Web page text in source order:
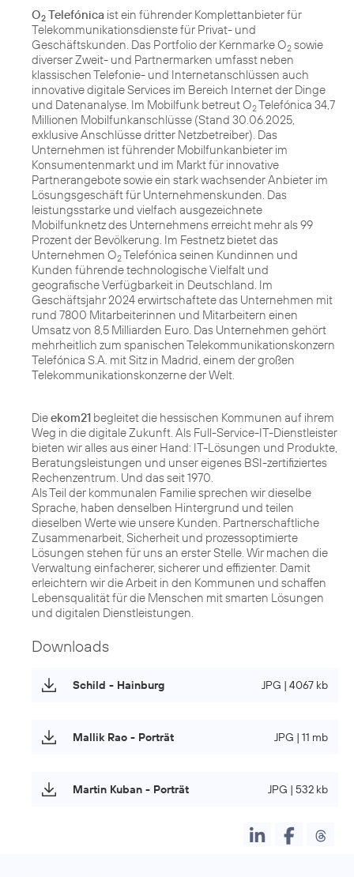
O2 Telefónica ist ein führender Komplettanbieter für
Telekommunikationsdienste für Privat- und
Geschäftskunden. Das Portfolio der Kernmarke O2 sowie
diverser Zweit- und Partnermarken umfasst neben
klassischen Telefonie- und Internetanschlüssen auch
innovative digitale Services im Bereich Internet der Dinge
und Datenanalyse. Im Mobilfunk betreut O2Telefónica 34,7
Millionen Mobilfunkanschlüsse (Stand 30.06.2025,
exklusive Anschlüsse dritter Netzbetreiber). Das
Unternehmen ist führender Mobilfunkanbieter im
Konsumentenmarkt und im Markt für innovative
Partnerangebote sowie ein stark wachsender Anbieter im
Lösungsgeschäft für Unternehmenskunden. Das
leistungsstarke und vielfach ausgezeichnete
Mobilfunknetz des Unternehmens erreicht mehr als 99
Prozent der Bevölkerung. Im Festnetz bietet das
Unternehmen O2Telefónica seinen Kundinnen und
Kunden führende technologische Vielfalt und
geografische Verfügbarkeit in Deutschland. Im
Geschäftsjahr 2024 erwirtschaftete das Unternehmen mit
rund 7800 Mitarbeiterinnen und Mitarbeitern einen
Umsatz von 8,5 Milliarden Euro. Das Unternehmen gehört
mehrheitlich zum spanischen Telekommunikationskonzern
Telefónica S.A. mit Sitz in Madrid, einem der großen
Telekommunikationskonzerne der Welt.
Dieekom21 begleitet die hessischen Kommunen auf ihrem
Weg in die digitale Zukunft. Als Full-Service-IT-Dienstleister
bieten wir alles aus einer Hand: IT-Lösungen und Produkte,
Beratungsleistungen und unser eigenes BSI-zertifiziertes
Rechenzentrum. Und das seit 1970.
Als Teil der kommunalen Familie sprechen wir dieselbe
Sprache, haben denselben Hintergrund und teilen
dieselben Werte wie unsere Kunden. Partnerschaftliche
Zusammenarbeit, Sicherheit und prozessoptimierte
Lösungen stehen für uns an erster Stelle. Wir machen die
Verwaltung einfacherer, sicherer und effizienter. Damit
erleichtern wir die Arbeit in den Kommunen und schaffen
Lebensqualität für die Menschen mit smarten Lösungen
und digitalen Dienstleistungen.
Downloads
Schild - Hainburg JPG | 4067 kb
Mallik Rao - Porträt JPG | 11 mb
Martin Kuban - Porträt JPG | 532 kb